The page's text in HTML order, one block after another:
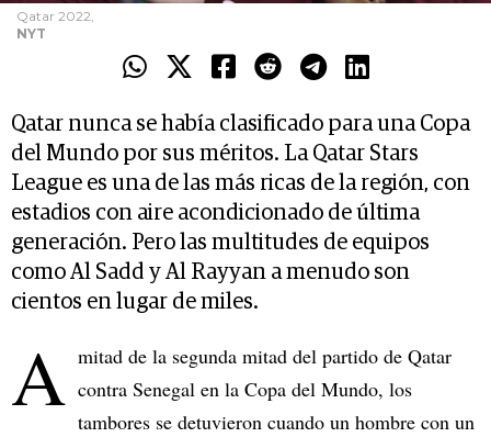
Qatar 2022,
NYT
Qatar nunca se había clasificado para una Copa
del Mundo por sus méritos. La Qatar Stars
League es una de las más ricas de la región, con
estadios con aire acondicionado de última
generación. Pero las multitudes de equipos
como Al Sadd y Al Rayyan a menudo son
cientos en lugar de miles.
A mitad de la segunda mitad del partido de Qatar
contra Senegal en la Copa del Mundo, los
tambores se detuvieron cuando un hombre con un